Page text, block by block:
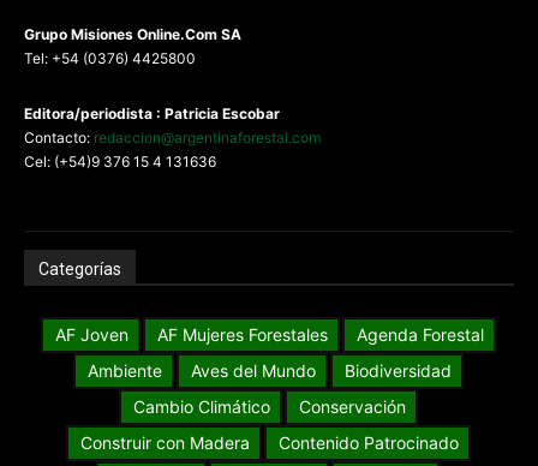
Grupo Misiones Online.Com SA
Tel: +54 (0376) 4425800
Editora/periodista : Patricia Escobar
Contacto: redaccion@argentinaforestal.com
Cel: (+54)9 376 15 4 131636
Categorías
AF Joven AF Mujeres Forestales
Agenda Forestal
Ambiente
Aves del Mundo
Biodiversidad
Cambio Climático
Conservación
Construir con Madera
Contenido Patrocinado